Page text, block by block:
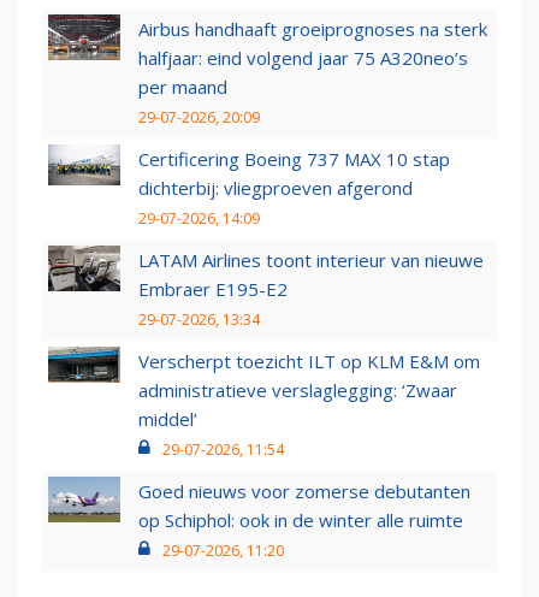
Airbus handhaaft groeiprognoses na sterk
halfjaar: eind volgend jaar 75 A320neo’s
per maand
29-07-2026, 20:09
Certificering Boeing 737 MAX 10 stap
dichterbij: vliegproeven afgerond
29-07-2026, 14:09
LATAM Airlines toont interieur van nieuwe
Embraer E195-E2
29-07-2026, 13:34
Verscherpt toezicht ILT op KLM E&M om
administratieve verslaglegging: ‘Zwaar
middel’
29-07-2026, 11:54
Goed nieuws voor zomerse debutanten
op Schiphol: ook in de winter alle ruimte
29-07-2026, 11:20